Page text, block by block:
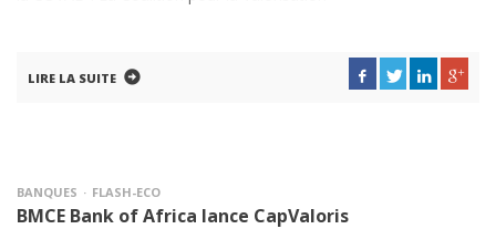
LIRE LA SUITE
BANQUES FLASH-ECO
BMCE Bank of Africa lance CapValoris